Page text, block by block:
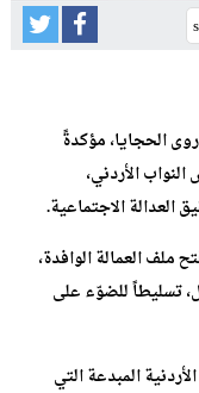
الحجايا، مؤكدةً
الأردني،
العدالة الاجتماعية.
ملف العمالة الوافدة،
تسليطاً للضوّء على
المبدعة التي